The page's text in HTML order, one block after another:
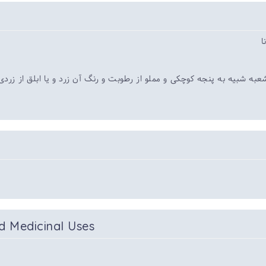
به پنجه کوچکی و مملو از رطوبت و رنگ آن زرد و یا ابلق از
Medicinal Uses